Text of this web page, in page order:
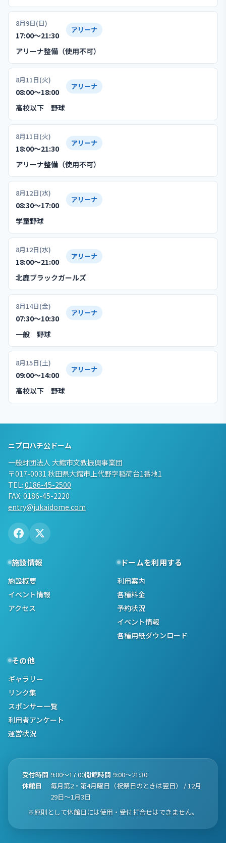
8月9日(日)
17:00〜21:30
アリーナ
アリーナ整備（使用不可）
8月11日(火)
08:00〜18:00
アリーナ
高校以下 野球
8月11日(火)
18:00〜21:30
アリーナ
アリーナ整備（使用不可）
8月12日(水)
08:30〜17:00
アリーナ
学童野球
8月12日(水)
18:00〜21:00
アリーナ
北鹿ブラックガールズ
8月14日(金)
07:30〜10:30
アリーナ
一般 野球
8月15日(土)
09:00〜14:00
アリーナ
高校以下 野球
ニプロハチ公ドーム
一般財団法人 大館市文教振興事業団
〒017-0031 秋田県大館市上代野字稲荷台1番地1
TEL: 0186-45-2500
FAX: 0186-45-2220
entry@jukaidome.com
施設情報
施設概要
イベント情報
アクセス
ドームを利用する
利用案内
各種料金
予約状況
イベント情報
各種用紙ダウンロード
その他
ギャラリー
リンク集
スポンサー一覧
利用者アンケート
運営状況
受付時間 9:00〜17:00開館時間 9:00〜21:30
休館日
毎月第2・第4月曜日（祝祭日のときは翌日） / 12月
29日〜1月3日
※原則として休館日には使用・受付打合せはできません。